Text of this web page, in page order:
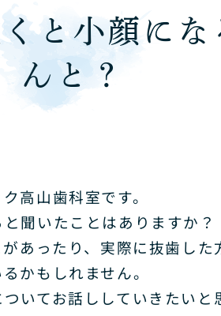
と小顔にな
んと？
高山歯科室です。
聞いたことはありますか？
あったり、実際に抜歯した
かもしれません。
いてお話ししていきたいと